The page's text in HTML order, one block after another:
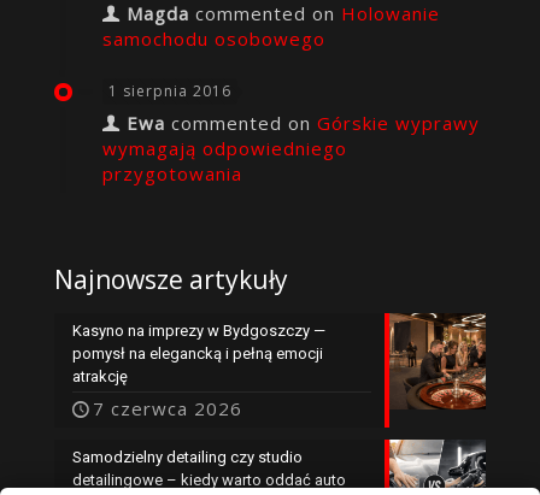
Magda commented on Holowanie
samochodu osobowego
1 sierpnia 2016
Ewa commented on Górskie wyprawy
wymagają odpowiedniego
przygotowania
Najnowsze artykuły
Kasyno na imprezy w Bydgoszczy —
pomysł na elegancką i pełną emocji
atrakcję
7 czerwca 2026
Samodzielny detailing czy studio
detailingowe – kiedy warto oddać auto